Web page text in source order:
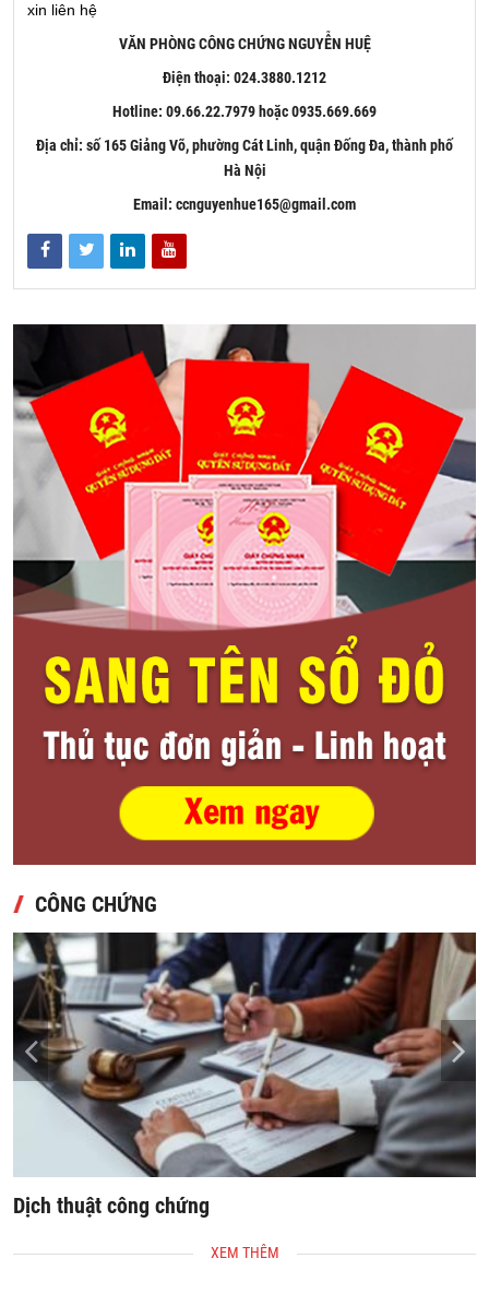
xin liên hệ
VĂN PHÒNG CÔNG CHỨNG NGUYỄN HUỆ
Điện thoại: 024.3880.1212
Hotline: 09.66.22.7979 hoặc 0935.669.669
Địa chỉ: số 165 Giảng Võ, phường Cát Linh, quận Đống Đa, thành phố
Hà Nội
Email: ccnguyenhue165@gmail.com
CÔNG CHỨNG
Dịch thuật công chứng
XEM THÊM